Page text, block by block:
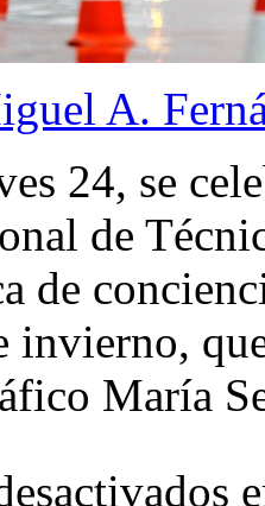
A.
24, se
de
de
invierno,
María